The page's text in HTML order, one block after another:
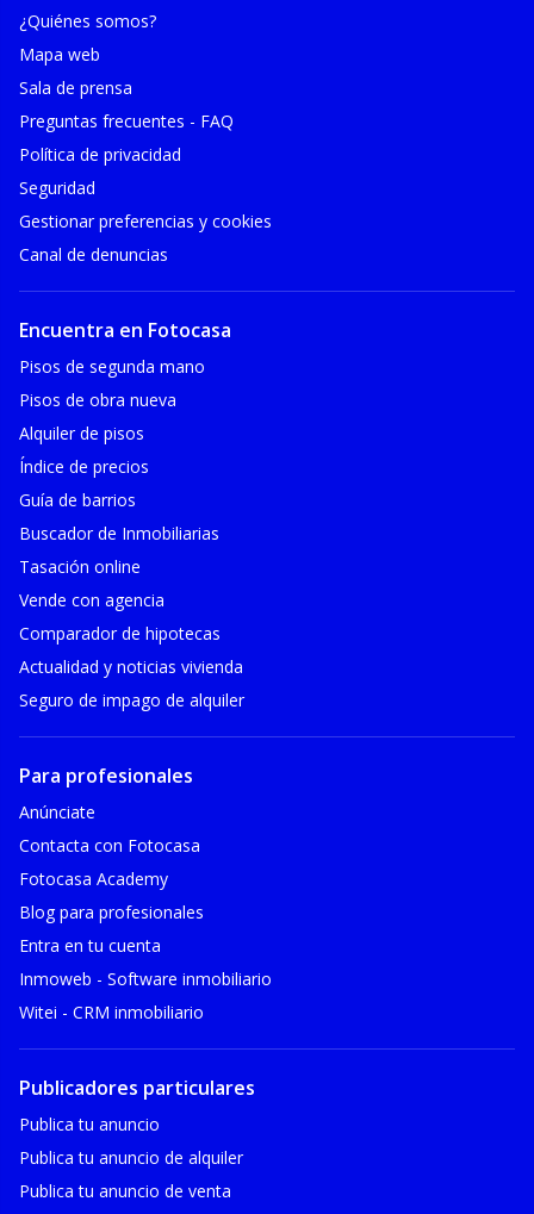
¿Quiénes somos?
Mapa web
Sala de prensa
Preguntas frecuentes - FAQ
Política de privacidad
Seguridad
Gestionar preferencias y cookies
Canal de denuncias
Encuentra en Fotocasa
Pisos de segunda mano
Pisos de obra nueva
Alquiler de pisos
Índice de precios
Guía de barrios
Buscador de Inmobiliarias
Tasación online
Vende con agencia
Comparador de hipotecas
Actualidad y noticias vivienda
Seguro de impago de alquiler
Para profesionales
Anúnciate
Contacta con Fotocasa
Fotocasa Academy
Blog para profesionales
Entra en tu cuenta
Inmoweb - Software inmobiliario
Witei - CRM inmobiliario
Publicadores particulares
Publica tu anuncio
Publica tu anuncio de alquiler
Publica tu anuncio de venta